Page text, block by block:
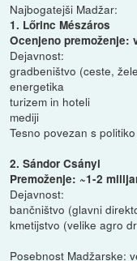
Najbogatejši Madžar:
1. Lőrinc Mészáros
Ocenjeno premoženje:
Dejavnost:
gradbeništvo (ceste,
energetika
turizem in hoteli
mediji
Tesno povezan s
2. Sándor Csányi
Premoženje: ~1-2
Dejavnost:
bančništvo (glavni
kmetijstvo (velike agro
Posebnost Madžarske: